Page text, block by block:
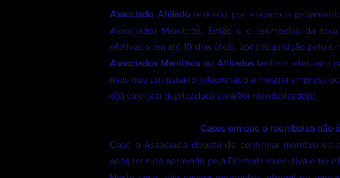
Associado Afiliadorealizou por engano o
Associados Membros. Então o o reembolso da
efetivado em até 10 dias úteis, após requisição pelo e-
Associados Membros ou Afiliadostenham efetuado
mais que um usuário relacionado a mesma empresa
o(s) valor(es) duplicado(s) será(ão) reembolsado(s).
Casos em que o reembolso não
Caso o Associado desista de continuar membro da
após ter sido aprovado pela Diretoria executiva e ter